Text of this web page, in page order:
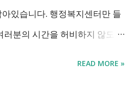
장애인연금을 받을 수 있을까
있습니다. 행정복지센터만 들
분의 시간을 허비하지 않도록
READ MORE »